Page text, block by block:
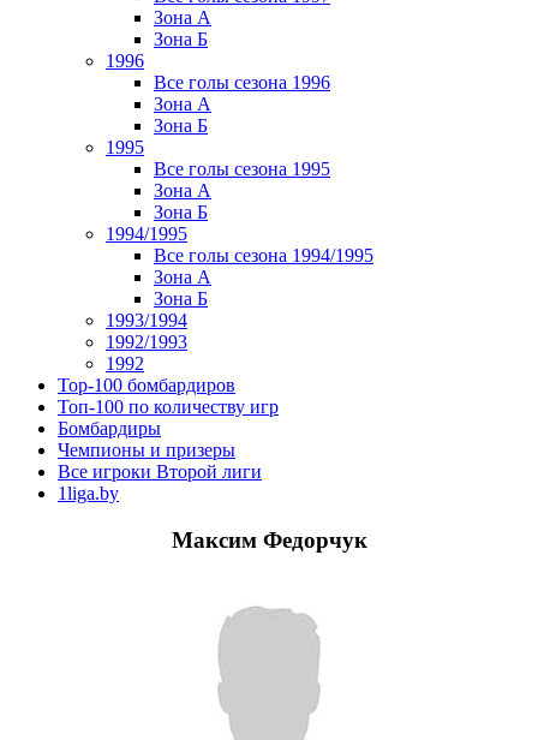
Зона А
Зона Б
1996
Все голы сезона 1996
Зона А
Зона Б
1995
Все голы сезона 1995
Зона А
Зона Б
1994/1995
Все голы сезона 1994/1995
Зона А
Зона Б
1993/1994
1992/1993
1992
Top-100 бомбардиров
Топ-100 по количеству игр
Бомбардиры
Чемпионы и призеры
Все игроки Второй лиги
1liga.by
Максим Федорчук